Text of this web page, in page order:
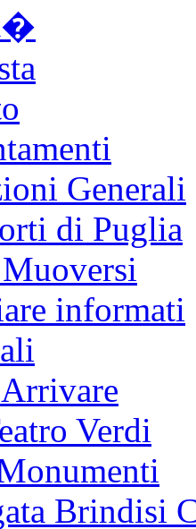
Generali
di Puglia
informati
Verdi
Brindisi